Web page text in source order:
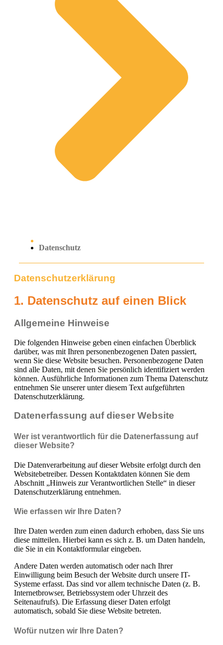
Datenschutz
Datenschutz­erklärung
1. Datenschutz auf einen Blick
Allgemeine Hinweise
Die folgenden Hinweise geben einen einfachen Überblick
darüber, was mit Ihren personenbezogenen Daten passiert,
wenn Sie diese Website besuchen. Personenbezogene Daten
sind alle Daten, mit denen Sie persönlich identifiziert werden
können. Ausführliche Informationen zum Thema Datenschutz
entnehmen Sie unserer unter diesem Text aufgeführten
Datenschutzerklärung.
Datenerfassung auf dieser Website
Wer ist verantwortlich für die Datenerfassung auf
dieser Website?
Die Datenverarbeitung auf dieser Website erfolgt durch den
Websitebetreiber. Dessen Kontaktdaten können Sie dem
Abschnitt „Hinweis zur Verantwortlichen Stelle“ in dieser
Datenschutzerklärung entnehmen.
Wie erfassen wir Ihre Daten?
Ihre Daten werden zum einen dadurch erhoben, dass Sie uns
diese mitteilen. Hierbei kann es sich z. B. um Daten handeln,
die Sie in ein Kontaktformular eingeben.
Andere Daten werden automatisch oder nach Ihrer
Einwilligung beim Besuch der Website durch unsere IT-
Systeme erfasst. Das sind vor allem technische Daten (z. B.
Internetbrowser, Betriebssystem oder Uhrzeit des
Seitenaufrufs). Die Erfassung dieser Daten erfolgt
automatisch, sobald Sie diese Website betreten.
Wofür nutzen wir Ihre Daten?